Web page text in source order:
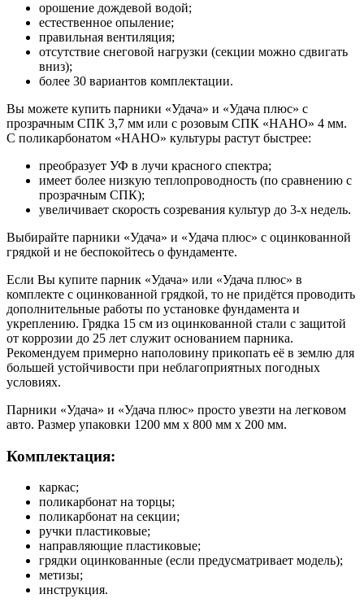
орошение дождевой водой;
естественное опыление;
правильная вентиляция;
отсутствие снеговой нагрузки (секции можно сдвигать
вниз);
более 30 вариантов комплектации.
Вы можете купить парники «Удача» и «Удача плюс» с
прозрачным СПК 3,7 мм или с розовым СПК «НАНО» 4 мм.
С поликарбонатом «НАНО» культуры растут быстрее:
преобразует УФ в лучи красного спектра;
имеет более низкую теплопроводность (по сравнению с
прозрачным СПК);
увеличивает скорость созревания культур до 3-х недель.
Выбирайте парники «Удача» и «Удача плюс» с оцинкованной
грядкой и не беспокойтесь о фундаменте.
Если Вы купите парник «Удача» или «Удача плюс» в
комплекте с оцинкованной грядкой, то не придётся проводить
дополнительные работы по установке фундамента и
укреплению. Грядка 15 см из оцинкованной стали с защитой
от коррозии до 25 лет служит основанием парника.
Рекомендуем примерно наполовину прикопать её в землю для
большей устойчивости при неблагоприятных погодных
условиях.
Парники «Удача» и «Удача плюс» просто увезти на легковом
авто. Размер упаковки 1200 мм х 800 мм х 200 мм.
Комплектация:
каркас;
поликарбонат на торцы;
поликарбонат на секции;
ручки пластиковые;
направляющие пластиковые;
грядки оцинкованные (если предусматривает модель);
метизы;
инструкция.